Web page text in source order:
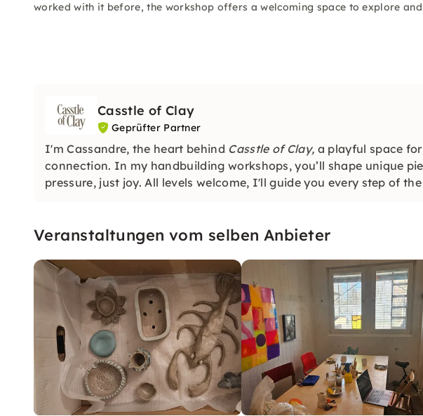
worked with it before, the workshop offers a welcoming space to explore and
Casstle of Clay
Geprüfter Partner
I'm Cassandre, the heart behind Casstle of Clay, a playful space
connection. In my handbuilding workshops, you’ll shape unique
pressure, just joy. All levels welcome, I'll guide you every step of
Veranstaltungen vom selben Anbieter